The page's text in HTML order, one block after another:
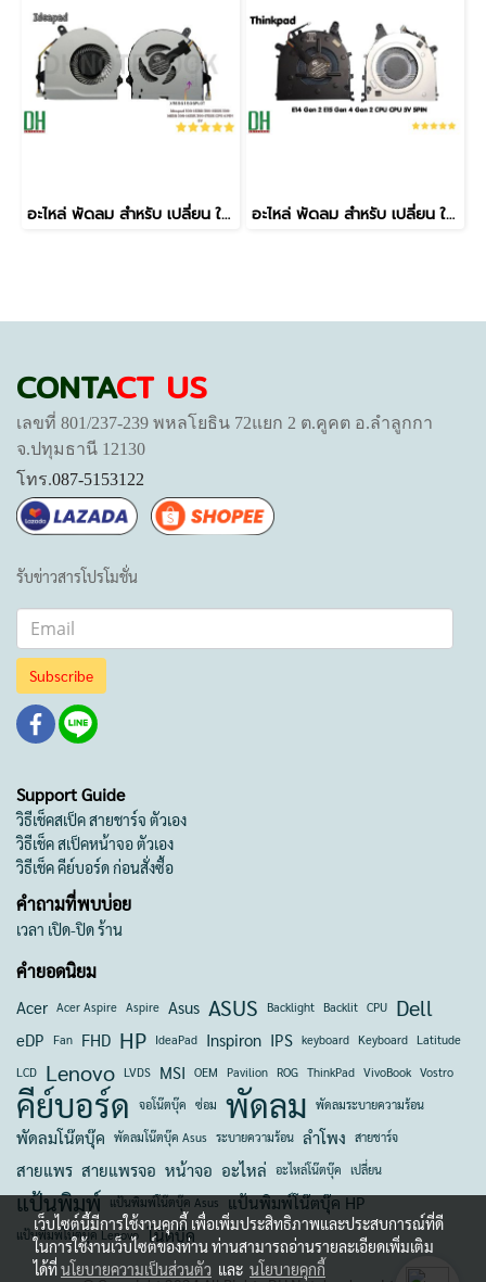
อะไหล่ พัดลม สำหรับ เปลี่ยน ใช้ทดแทน Ideapad 300-15IBR 300-15ISK 300-14IBR 300-14ISK 300-17ISK CPU 4 PIN 5V อะไหล่ พัดลม สำหรับ เปลี่ยน ใช้ทดแทน Thinkpad E14 Gen 2 E15 Gen 4 Gen 2 CPU CPU 5V 5PIN
CONTACT US
เลขที่ 801/237-239 พหลโยธิน 72แยก 2 ต.คูคต อ.ลำลูกกา
จ.ปทุมธานี 12130
โทร.087-5153122
รับข่าวสารโปรโมชั่น
Subscribe
Support Guide
วิธีเช็คสเป็ค สายชาร์จ ตัวเอง
วิธีเช็ค สเป็คหน้าจอ ตัวเอง
วิธีเช็ค คีย์บอร์ด ก่อนสั่งซื้อ
คำถามที่พบบ่อย
เวลา เปิด-ปิด ร้าน
คำยอดนิยม
Acer Acer Aspire Aspire Asus ASUS Backlight Backlit CPU Dell
eDP Fan FHD HP IdeaPad Inspiron IPS keyboard Keyboard Latitude
LCD Lenovo LVDS MSI OEM Pavilion ROG ThinkPad VivoBook Vostro
คีย์บอร์ด จอโน๊ตบุ๊ค ซ่อม พัดลม พัดลมระบายความร้อน
พัดลมโน๊ตบุ๊ค พัดลมโน๊ตบุ๊ค Asus ระบายความร้อน ลำโพง สายชาร์จ
สายแพร สายแพรจอ หน้าจอ อะไหล่ อะไหล่โน๊ตบุ๊ค เปลี่ยน
แป้นพิมพ์ แป้นพิมพ์โน๊ตบุ๊ค Asus แป้นพิมพ์โน๊ตบุ๊ค HP
แป้นพิมพ์โน๊ตบุ๊ค Lenovo โน๊ตบุ๊ค
เว็บไซต์นี้มีการใช้งานคุกกี้ เพื่อเพิ่มประสิทธิภาพและประสบการณ์ที่ดี
ในการใช้งานเว็บไซต์ของท่าน ท่านสามารถอ่านรายละเอียดเพิ่มเติม
ได้ที่นโยบายความเป็นส่วนตัว และ นโยบายคุกกี้